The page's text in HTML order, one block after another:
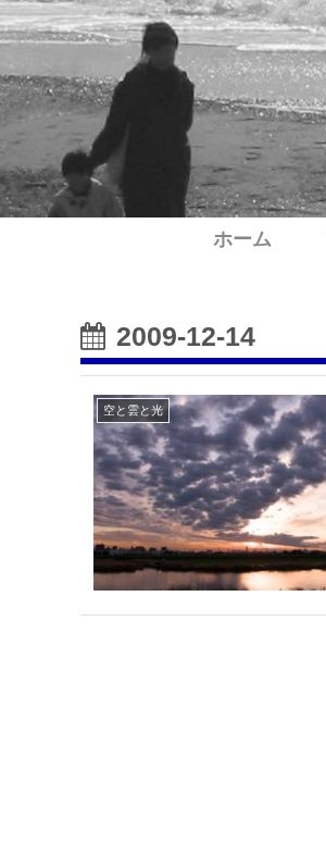
ホーム
2009-12-14
空と雲と光